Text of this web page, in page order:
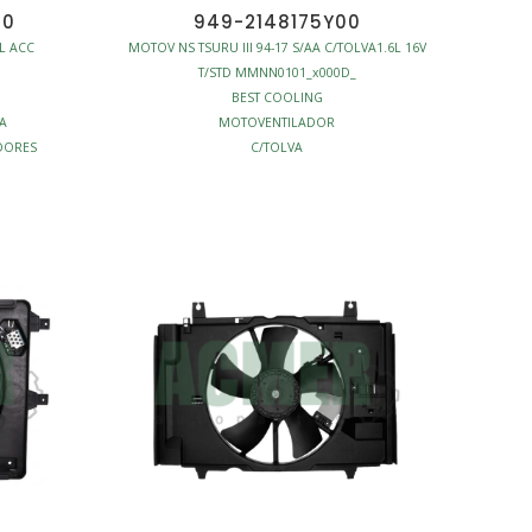
ACC
949-2148175Y00
MOTOV NS TSURU III 94-17 S/AA C/TOLVA1.6L 16V
T/STD MMNN0101_x000D_
BEST COOLING
MOTOVENTILADOR
C/TOLVA